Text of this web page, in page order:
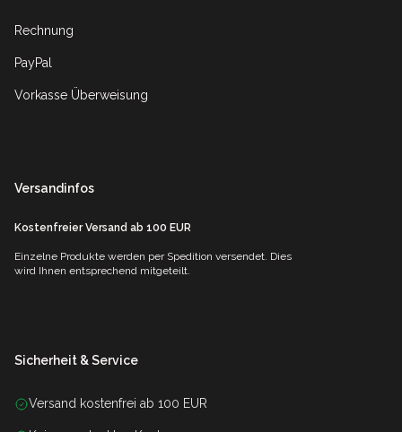
Rechnung
PayPal
Vorkasse Überweisung
Versandinfos
Kostenfreier Versand ab 100 EUR
Einzelne Produkte werden per Spedition versendet. Dies
wird Ihnen entsprechend mitgeteilt.
Sicherheit & Service
Versand kostenfrei ab 100 EUR